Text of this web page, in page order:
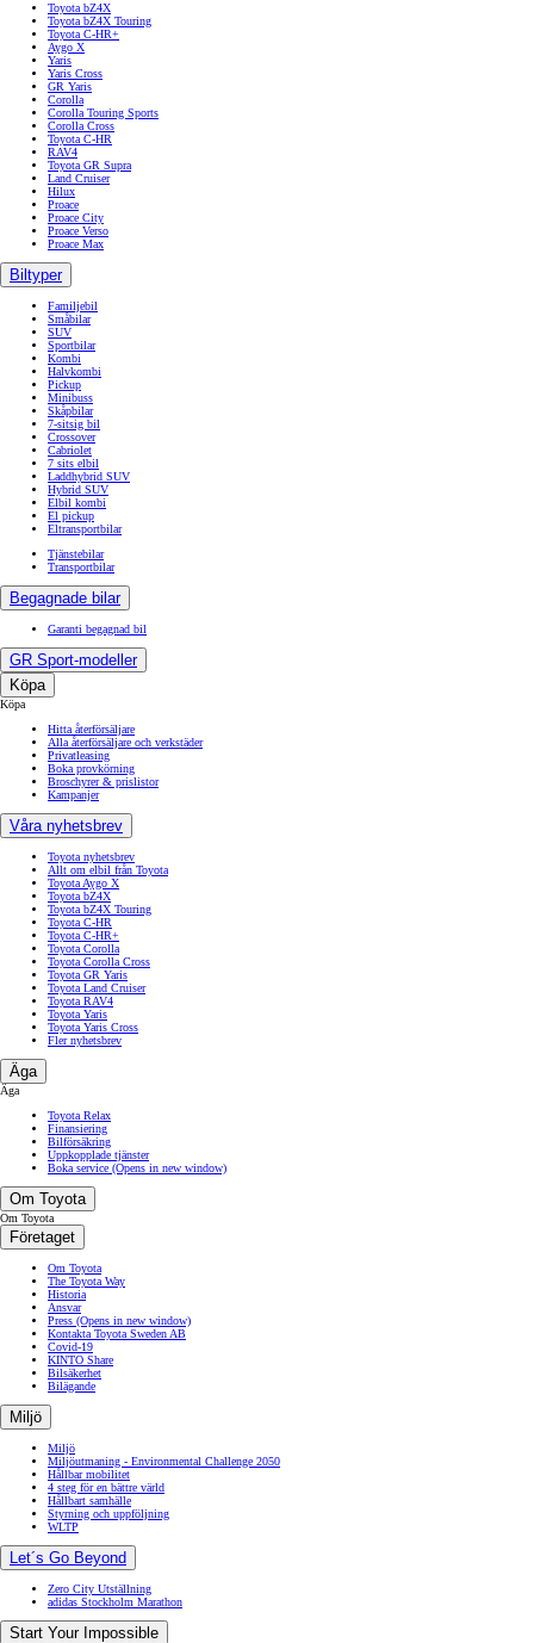
Toyota bZ4X
Toyota bZ4X Touring
Toyota C-HR+
Aygo X
Yaris
Yaris Cross
GR Yaris
Corolla
Corolla Touring Sports
Corolla Cross
Toyota C-HR
RAV4
Toyota GR Supra
Land Cruiser
Hilux
Proace
Proace City
Proace Verso
Proace Max
Biltyper
Familjebil
Småbilar
SUV
Sportbilar
Kombi
Halvkombi
Pickup
Minibuss
Skåpbilar
7-sitsig bil
Crossover
Cabriolet
7 sits elbil
Laddhybrid SUV
Hybrid SUV
Elbil kombi
El pickup
Eltransportbilar
Tjänstebilar
Transportbilar
Begagnade bilar
Garanti begagnad bil
GR Sport-modeller
Köpa
Köpa
Hitta återförsäljare
Alla återförsäljare och verkstäder
Privatleasing
Boka provkörning
Broschyrer & prislistor
Kampanjer
Våra nyhetsbrev
Toyota nyhetsbrev
Allt om elbil från Toyota
Toyota Aygo X
Toyota bZ4X
Toyota bZ4X Touring
Toyota C-HR
Toyota C-HR+
Toyota Corolla
Toyota Corolla Cross
Toyota GR Yaris
Toyota Land Cruiser
Toyota RAV4
Toyota Yaris
Toyota Yaris Cross
Fler nyhetsbrev
Äga
Äga
Toyota Relax
Finansiering
Bilförsäkring
Uppkopplade tjänster
Boka service (Opens in new window)
Om Toyota
Om Toyota
Företaget
Om Toyota
The Toyota Way
Historia
Ansvar
Press (Opens in new window)
Kontakta Toyota Sweden AB
Covid-19
KINTO Share
Bilsäkerhet
Bilägande
Miljö
Miljö
Miljöutmaning - Environmental Challenge 2050
Hållbar mobilitet
4 steg för en bättre värld
Hållbart samhälle
Styrning och uppföljning
WLTP
Let´s Go Beyond
Zero City Utställning
adidas Stockholm Marathon
Start Your Impossible